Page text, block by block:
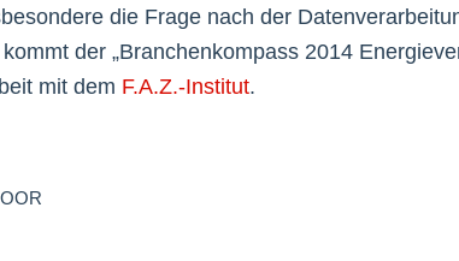
die Frage nach der
der „Branchenkompass 2014
mit dem F.A.Z.-Institut.